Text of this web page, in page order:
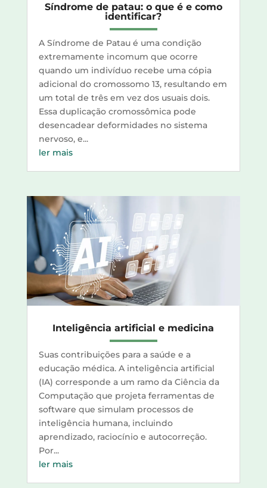
Síndrome de patau: o que é e como
identificar?
A Síndrome de Patau é uma condição
extremamente incomum que ocorre
quando um indivíduo recebe uma cópia
adicional do cromossomo 13, resultando em
um total de três em vez dos usuais dois.
Essa duplicação cromossômica pode
desencadear deformidades no sistema
nervoso, e...
ler mais
Inteligência artificial e medicina
Suas contribuições para a saúde e a
educação médica. A inteligência artificial
(IA) corresponde a um ramo da Ciência da
Computação que projeta ferramentas de
software que simulam processos de
inteligência humana, incluindo
aprendizado, raciocínio e autocorreção.
Por...
ler mais